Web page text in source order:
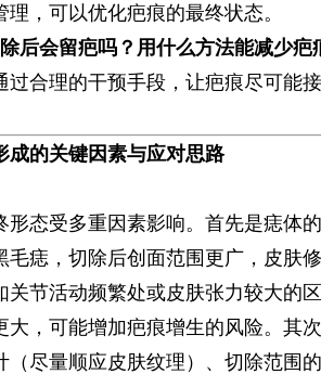
理，可以优化疤痕的最终状态。
后会留疤吗？用什么方法能减少疤
过合理的干预手段，让疤痕尽可能
成的关键因素与应对思路​
形态受多重因素影响。首先是痣
毛痣，切除后创面范围更广，皮肤
关节活动频繁处或皮肤张力较大的
大，可能增加疤痕增生的风险。其
（尽量顺应皮肤纹理）、切除范围